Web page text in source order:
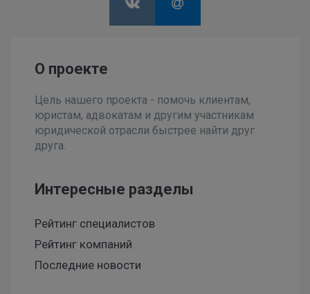
О проекте
Цель нашего проекта - помочь клиентам,
юристам, адвокатам и другим участникам
юридической отрасли быстрее найти друг
друга.
Интересные разделы
Рейтинг специалистов
Рейтинг компаний
Последние новости